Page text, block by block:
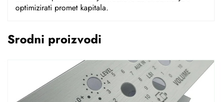
optimizirati promet kapitala.
Srodni proizvodi